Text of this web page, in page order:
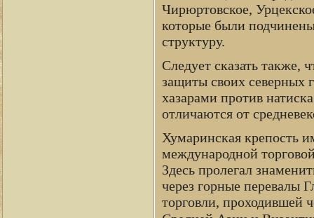
Чирюртовское,
которые были
структуру.
Следует сказать
защиты своих северных
хазарами против
отличаются от
Хумаринская крепость
международной
Здесь пролегал
через горные перевалы
торговли, проходившей